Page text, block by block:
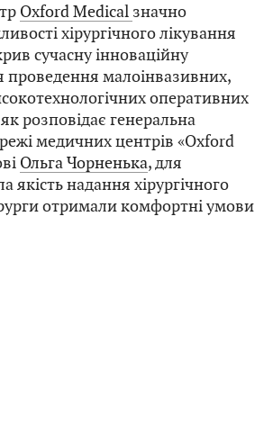
Oxford Medical значно
хірургічного лікування
сучасну інноваційну
проведення малоінвазивних,
оперативних
розповідає генеральна
медичних центрів «Oxford
Ольга Чорненька, для
якість надання хірургічного
отримали комфортні умови